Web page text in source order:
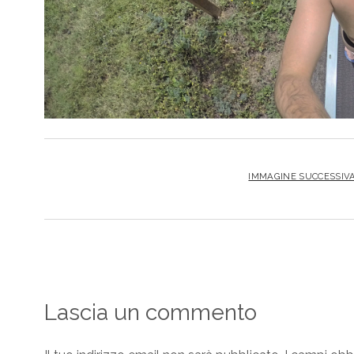
IMMAGINE
Lascia un commento